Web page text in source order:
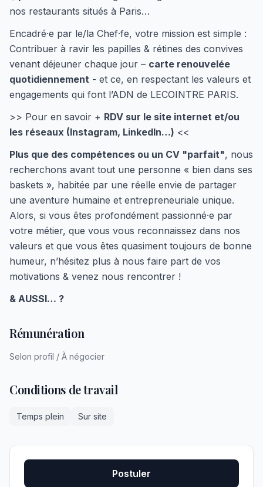
nos restaurants situés à Paris…
Encadré·e par le/la Chef·fe, votre mission est simple :
Contribuer à ravir les papilles & rétines des convives
venant déjeuner chaque jour – carte renouvelée
quotidiennement - et ce, en respectant les valeurs et
engagements qui font l’ADN de LECOINTRE PARIS.
>> Pour en savoir + RDV sur le site internet et/ou
les réseaux (Instagram, LinkedIn…) <<
Plus que des compétences ou un CV "parfait", nous
recherchons avant tout une personne « bien dans ses
baskets », habitée par une réelle envie de partager
une aventure humaine et entrepreneuriale unique.
Alors, si vous êtes profondément passionné·e par
votre métier, que vous vous reconnaissez dans nos
valeurs et que vous êtes quasiment toujours de bonne
humeur, n’hésitez plus à nous faire part de vos
motivations & venez nous rencontrer !
& AUSSI… ?
Rémunération
Selon profil / À négocier
Conditions de travail
Temps plein Sur site
Postuler